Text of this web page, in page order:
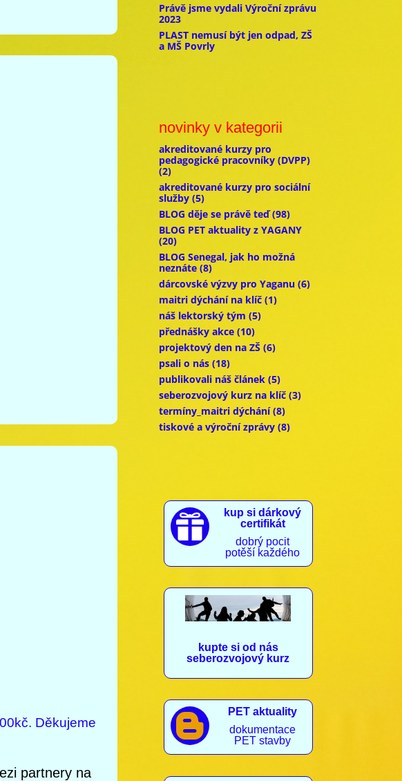
Děkujeme
partnery na
Právě jsme vydali Výroční zprávu
2023
PLAST nemusí být jen odpad, ZŠ
a MŠ Povrly
novinky v kategorii
akreditované kurzy pro
pedagogické pracovníky (DVPP)
(2)
akreditované kurzy pro sociální
služby (5)
BLOG děje se právě teď(98)
BLOG PET aktuality z YAGANY
(20)
BLOG Senegal, jak ho možná
neznáte (8)
dárcovské výzvy pro Yaganu (6)
maitri dýchání na klíč (1)
náš lektorský tým (5)
přednášky akce (10)
projektový den na ZŠ (6)
psali o nás (18)
publikovali náš článek (5)
seberozvojový kurz na klíč (3)
termíny_maitri dýchání(8)
tiskové a výroční zprávy (8)

kup si dárkový
certifikát
dobrý pocit
potěší každého
kupte si od nás
seberozvojový kurz

PET aktuality
dokumentace
PET stavby